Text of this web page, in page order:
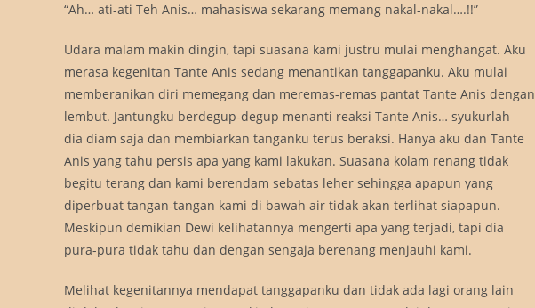
“Ah… ati-ati Teh Anis… mahasiswa sekarang memang nakal-nakal….!!”
Udara malam makin dingin, tapi suasana kami justru mulai menghangat. Aku
merasa kegenitan Tante Anis sedang menantikan tanggapanku. Aku mulai
memberanikan diri memegang dan meremas-remas pantat Tante Anis dengan
lembut. Jantungku berdegup-degup menanti reaksi Tante Anis… syukurlah
dia diam saja dan membiarkan tanganku terus beraksi. Hanya aku dan Tante
Anis yang tahu persis apa yang kami lakukan. Suasana kolam renang tidak
begitu terang dan kami berendam sebatas leher sehingga apapun yang
diperbuat tangan-tangan kami di bawah air tidak akan terlihat siapapun.
Meskipun demikian Dewi kelihatannya mengerti apa yang terjadi, tapi dia
pura-pura tidak tahu dan dengan sengaja berenang menjauhi kami.
Melihat kegenitannya mendapat tanggapanku dan tidak ada lagi orang lain